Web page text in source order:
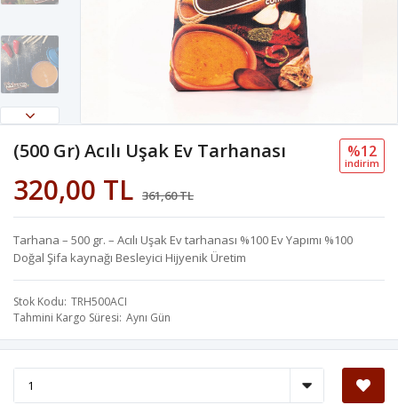
(500 Gr) Acılı Uşak Ev Tarhanası
320,00 TL 361,60 TL
%12
i̇ndi̇ri̇m
Tarhana – 500 gr. – Acılı Uşak Ev tarhanası %100 Ev Yapımı %100
Doğal Şifa kaynağı Besleyici Hijyenik Üretim
Stok Kodu TRH500ACI
Tahmini Kargo Süresi Aynı Gün